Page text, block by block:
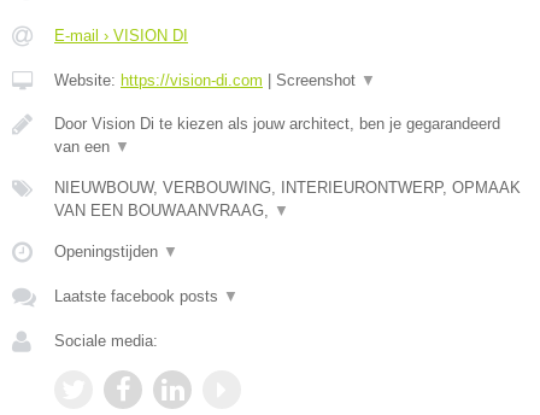
E-mail › VISION DI
Website: https://vision-di.com Screenshot ▼
Door Vision Di te kiezen als jouw architect, ben je gegarandeerd
van een ▼
NIEUWBOUW, VERBOUWING, INTERIEURONTWERP, OPMAAK
VAN EEN BOUWAANVRAAG,
▼
Openingstijden ▼
Laatste facebook posts ▼
Sociale media: